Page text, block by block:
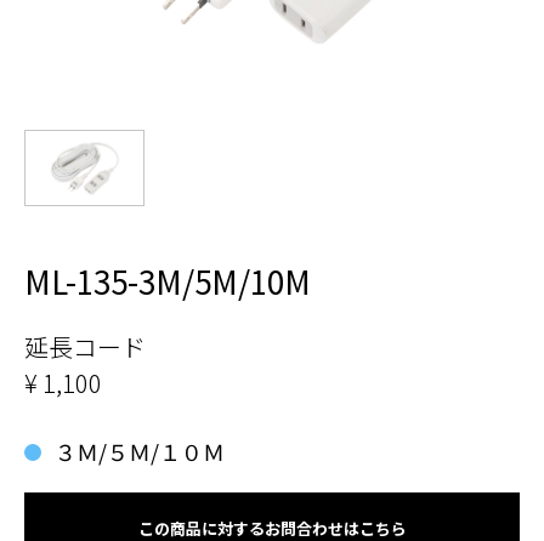
ML-135-3M/5M/10M
延長コード
¥ 1,100
３Ｍ/５Ｍ/１０Ｍ
この商品に対するお問合わせはこちら